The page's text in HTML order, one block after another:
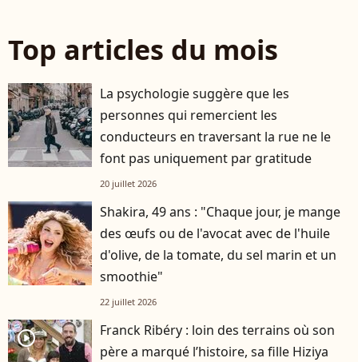
Top articles du mois
La psychologie suggère que les
personnes qui remercient les
conducteurs en traversant la rue ne le
font pas uniquement par gratitude
20 juillet 2026
Shakira, 49 ans : "Chaque jour, je mange
des œufs ou de l'avocat avec de l'huile
d'olive, de la tomate, du sel marin et un
smoothie"
22 juillet 2026
player2
Franck Ribéry : loin des terrains où son
père a marqué l’histoire, sa fille Hiziya